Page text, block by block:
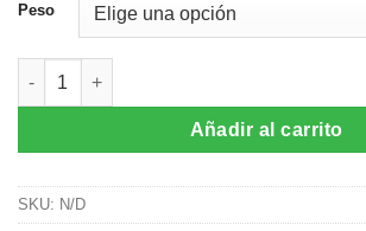
desde
$142.000
Peso
Semillas de Brocoli Calabrece cantidad
Añadir al carrito
SKU: N/D